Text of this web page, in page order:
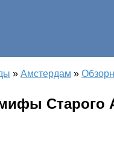
» Амстердам »
Старого